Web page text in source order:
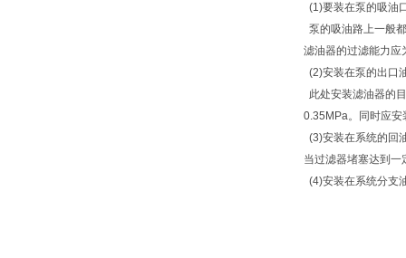
(1)要装在泵的吸油
泵的吸油路上一般
滤油器的过滤能力应
(2)安装在泵的出口
此处安装滤油器的
0.35MPa。同时应安
(3)安装在系统的回
当过滤器堵塞达到
(4)安装在系统分支